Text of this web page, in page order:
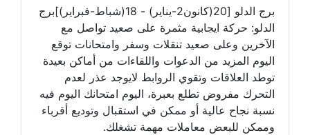
برج الدلو [20(كانون2-يناير) - 18(شباط-فبراير)]برج
الدلو: حركة ايجابية مثمرة على صعيد تواصل مع
الآخرين وعلى صعيد تنقلات وسفر وامتحانات توقع
اليوم المزيد من الدعوات واللقاءات من أماكن بعيدة
توطد العلاقات وتقوي الروابط لايوجد عذر لعدم
التحرك مفروض تطلع بعبرة، اليوم امتحانك اليوم فيه
نسبة نجاح عالية أو ممكن في استقبال وتوديع أقرباء
وممكن للبعض معاملات مهمة تشغلك.